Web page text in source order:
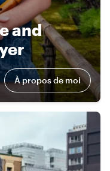
and
À propos de moi